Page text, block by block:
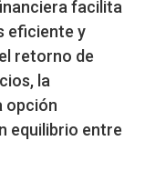
facilita
eficiente y
retorno de
la
opción
equilibrio entre